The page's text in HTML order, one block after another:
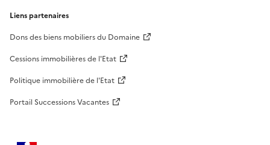
Liens partenaires
Dons des biens mobiliers du Domaine
Cessions immobilières de l'Etat
Politique immobilière de l'Etat
Portail Successions Vacantes